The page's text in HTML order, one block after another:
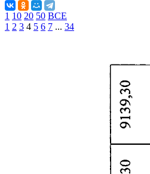
1 10 20 50 ВСЕ
1 2 3 4 5 6 7 ... 34